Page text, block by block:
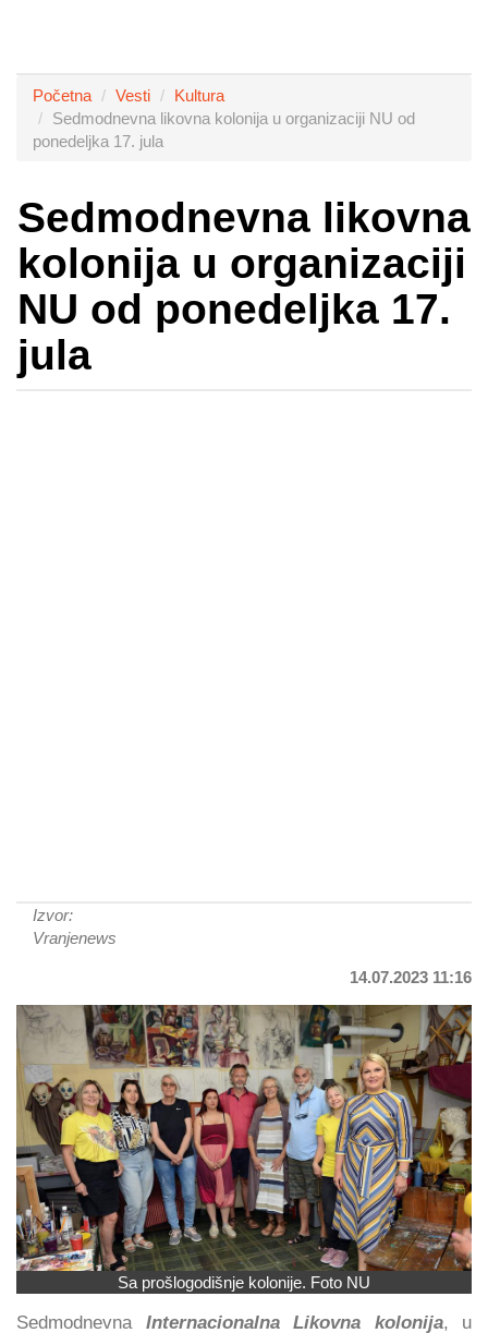
Početna Vesti
Kultura
Sedmodnevna likovna kolonija u organizaciji NU od
ponedeljka 17. jula
Sedmodnevna likovna
kolonija u organizaciji
NU od ponedeljka 17.
jula
Izvor:
Vranjenews
14.07.2023 11:16
Sa prošlogodišnje kolonije. Foto NU
Sedmodnevna Internacionalna Likovna kolonija, u